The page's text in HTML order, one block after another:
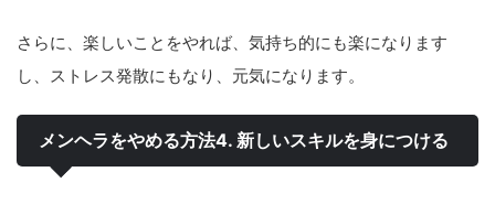
さらに、楽しいことをやれば、気持ち的にも楽になります
し、ストレス発散にもなり、元気になります。
メンヘラをやめる方法4. 新しいスキルを身につける